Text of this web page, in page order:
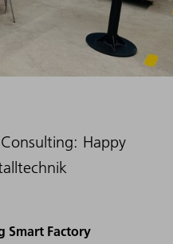
Happy
Smart Factory